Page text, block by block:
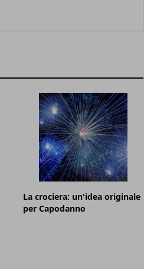
La crociera: un'idea originale
per Capodanno